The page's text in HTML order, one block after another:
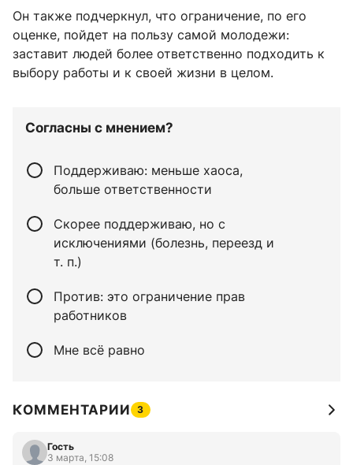
Он также подчеркнул, что ограничение, по его
оценке, пойдет на пользу самой молодежи:
заставит людей более ответственно подходить к
выбору работы и к своей жизни в целом.
Согласны с мнением?
Поддерживаю: меньше хаоса,
больше ответственности
Скорее поддерживаю, но с
исключениями (болезнь, переезд и
т. п.)
Против: это ограничение прав
работников
Мне всё равно
КОММЕНТАРИИ 3
Гость
3 марта, 15:08